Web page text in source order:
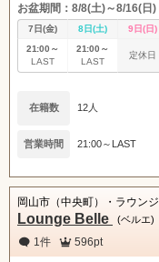
お盆期間：8/8(土)～8/16(日)
7日(金) 8日(土) 9日(日)
21:00～
LAST
21:00～
LAST
定休日
在籍数 12人
営業時間 21:00～LAST
岡山市（中央町）・ラウンジ
Lounge Belle (ベルエ)
1件 596pt